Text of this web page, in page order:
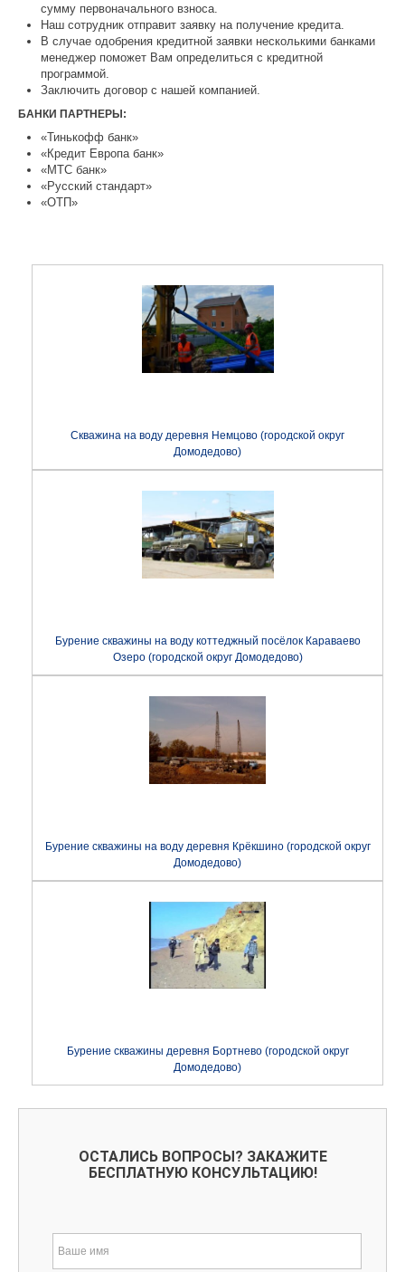
сумму первоначального взноса.
Наш сотрудник отправит заявку на получение кредита.
В случае одобрения кредитной заявки несколькими банками
менеджер поможет Вам определиться с кредитной
программой.
Заключить договор с нашей компанией.
БАНКИ ПАРТНЕРЫ:
«Тинькофф банк»
«Кредит Европа банк»
«МТС банк»
«Русский стандарт»
«ОТП»
Скважина на воду деревня Немцово (городской округ
Домодедово)
Бурение скважины на воду коттеджный посёлок Караваево
Озеро (городской округ Домодедово)
Бурение скважины на воду деревня Крёкшино (городской округ
Домодедово)
Бурение скважины деревня Бортнево (городской округ
Домодедово)
ОСТАЛИСЬ ВОПРОСЫ? ЗАКАЖИТЕ
БЕСПЛАТНУЮ КОНСУЛЬТАЦИЮ!